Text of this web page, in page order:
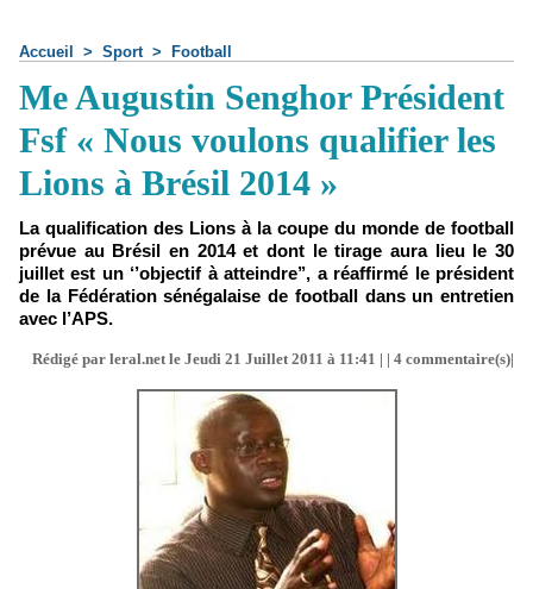
Accueil > Sport > Football
Me Augustin Senghor Président
Fsf « Nous voulons qualifier les
Lions à Brésil 2014 »
La qualification des Lions à la coupe du monde de football
prévue au Brésil en 2014 et dont le tirage aura lieu le 30
juillet est un ‘’objectif à atteindre’’, a réaffirmé le président
de la Fédération sénégalaise de football dans un entretien
avec l’APS.
Rédigé par leral.net le Jeudi 21 Juillet 2011 à 11:41 | | 4 commentaire(s)|